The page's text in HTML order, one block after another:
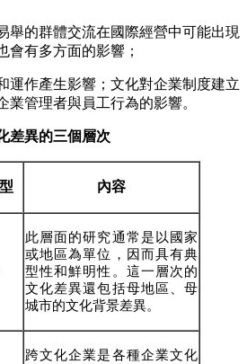
舉的群體交流在國際經營中可能出現
會有多方面的影響；
運作產生影響；文化對企業制度建立
業管理者與員工行為的影響。
差異的三個層次
內容
此層面的研究通常是以國家
或地區為單位，因而具有典
型性和鮮明性。這一層次的
文化差異還包括母地區、母
城市的文化背景差異。
跨文化企業是各種企業文化